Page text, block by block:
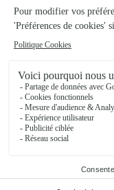
Voir la boutique
Comme Une Fleur …